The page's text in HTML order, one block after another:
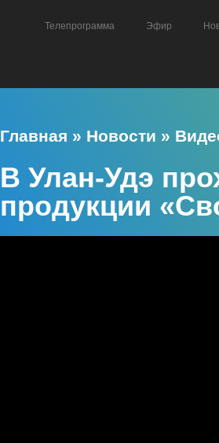
Телепрограмма Эфир
Главная » Новости »
В Улан-Удэ
продукции